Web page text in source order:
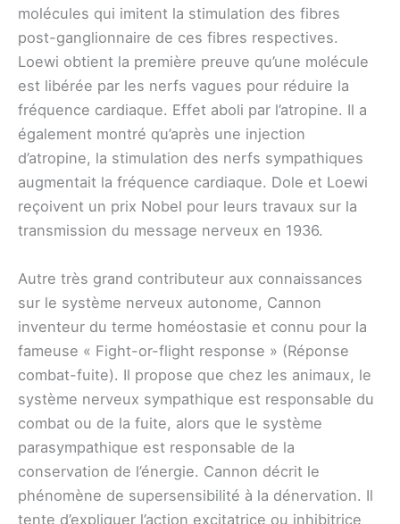
molécules qui imitent la stimulation des fibres
post-ganglionnaire de ces fibres respectives.
Loewi obtient la première preuve qu’une molécule
est libérée par les nerfs vagues pour réduire la
fréquence cardiaque. Effet aboli par l’atropine. Il a
également montré qu’après une injection
d’atropine, la stimulation des nerfs sympathiques
augmentait la fréquence cardiaque. Dole et Loewi
reçoivent un prix Nobel pour leurs travaux sur la
transmission du message nerveux en 1936.
Autre très grand contributeur aux connaissances
sur le système nerveux autonome, Cannon
inventeur du terme homéostasie et connu pour la
fameuse « Fight-or-flight response » (Réponse
combat-fuite). Il propose que chez les animaux, le
système nerveux sympathique est responsable du
combat ou de la fuite, alors que le système
parasympathique est responsable de la
conservation de l’énergie. Cannon décrit le
phénomène de supersensibilité à la dénervation. Il
tente d’expliquer l’action excitatrice ou inhibitrice